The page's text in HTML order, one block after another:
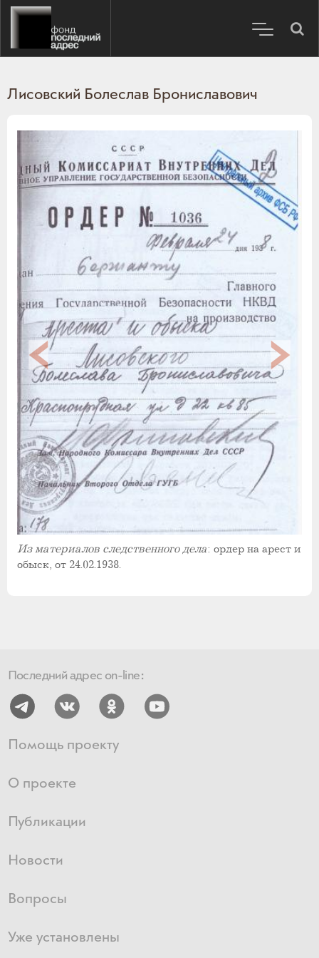
Лисовский Болеслав Брониславович
Из материалов следственного дела: ордер на арест и
обыск, от 24.02.1938.
Последний адрес on-line:
Помощь проекту
О проекте
Публикации
Новости
Вопросы
Уже установлены